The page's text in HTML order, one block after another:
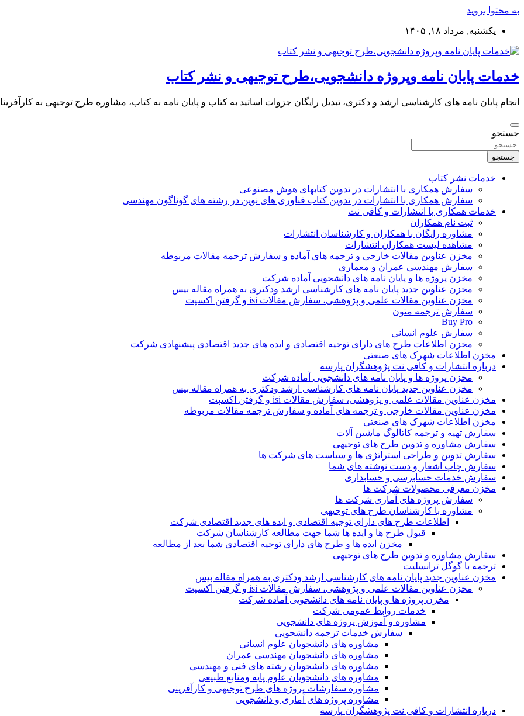
به محتوا بروید
یکشنبه, مرداد ۱۸, ۱۴۰۵
خدمات پایان نامه وپروژه دانشجویی،طرح توجیهی و نشر کتاب
انجام پایان نامه های کارشناسی ارشد و دکتری، تبدیل رایگان جزوات اساتید به کتاب و پایان نامه به کتاب، مشاوره طرح توجیهی به
جستجو
جستجو
خدمات نشر کتاب
سفارش همکاری با انتشارات در تدوین کتابهای هوش مصنوعی
سفارش همکاری با انتشارات در تدوین کتاب فناوری های نوین در رشته های گوناگون مهندسی
خدمات همکاری با انتشارات و کافی نت
ثبت نام همکاران
مشاوره رایگان با همکاران و کارشناسان انتشارات
مشاهده لیست همکاران انتشارات
مخزن عناوین مقالات خارجی و ترجمه های آماده و سفارش ترجمه مقالات مربوطه
سفارش مهندسی عمران و معماری
مخزن پروژه ها و پایان نامه های دانشجویی آماده شرکت
مخزن عناوین جدید پایان نامه های کارشناسی ارشد ودکتری به همراه مقاله بیس
مخزن عناوین مقالات علمی و پژوهشی، سفارش مقالات isi و گرفتن اکسپت
سفارش ترجمه متون
Buy Pro
سفارش علوم انسانی
مخزن اطلاعات طرح های دارای توجیه اقتصادی و ایده های جدید اقتصادی پیشنهادی شرکت
مخزن اطلاعات شهرک های صنعتی
درباره انتشارات و کافی نت پژوهشگران پارسه
مخزن پروژه ها و پایان نامه های دانشجویی آماده شرکت
مخزن عناوین جدید پایان نامه های کارشناسی ارشد ودکتری به همراه مقاله بیس
مخزن عناوین مقالات علمی و پژوهشی، سفارش مقالات isi و گرفتن اکسپت
مخزن عناوین مقالات خارجی و ترجمه های آماده و سفارش ترجمه مقالات مربوطه
مخزن اطلاعات شهرک های صنعتی
سفارش تهیه و ترجمه کاتالوگ ماشین آلات
سفارش مشاوره و تدوین طرح های توجیهی
سفارش تدوین و طراحی استراتژی ها و سیاست های شرکت ها
سفارش چاپ اشعار و دست نوشته های شما
سفارش خدمات حسابرسی و حسابداری
مخزن معرفی محصولات شرکت ها
سفارش پروژه های آماری شرکت ها
مشاوره با کارشناسان طرح های توجیهی
اطلاعات طرح های دارای توجیه اقتصادی و ایده های جدید اقتصادی شرکت
قبول طرح ها و ایده ها شما جهت مطالعه کارشناسان شرکت
مخزن ایده ها و طرح های دارای توجیه اقتصادی شما بعد از مطالعه
سفارش مشاوره و تدوین طرح های توجیهی
ترجمه با گوگل ترانسلیت
مخزن عناوین جدید پایان نامه های کارشناسی ارشد ودکتری به همراه مقاله بیس
مخزن عناوین مقالات علمی و پژوهشی، سفارش مقالات isi و گرفتن اکسپت
مخزن پروژه ها و پایان نامه های دانشجویی آماده شرکت
خدمات روابط عمومی شرکت
مشاوره و آموزش پروژه های دانشجویی
سفارش خدمات ترجمه دانشجویی
مشاوره های دانشجویان علوم انسانی
مشاوره های دانشجویان مهندسی عمران
مشاوره های دانشجویان رشته های فنی و مهندسی
مشاوره های دانشجویان علوم پایه ومنابع طبیعی
مشاوره سفارشات پروژه های طرح توجیهی و کارآفرینی
مشاوره پروژه های آماری و دانشجویی
درباره انتشارات و کافی نت پژوهشگران پارسه